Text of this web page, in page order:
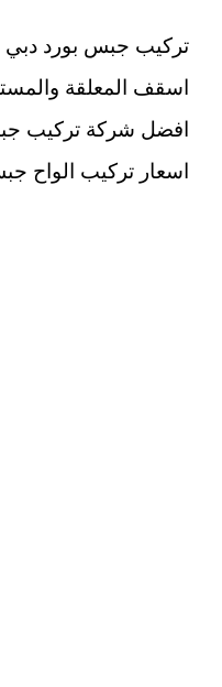
تركيب جبس بورد دبي
اسقف المعلقة
افضل شركة تركيب
اسعار تركيب الواح